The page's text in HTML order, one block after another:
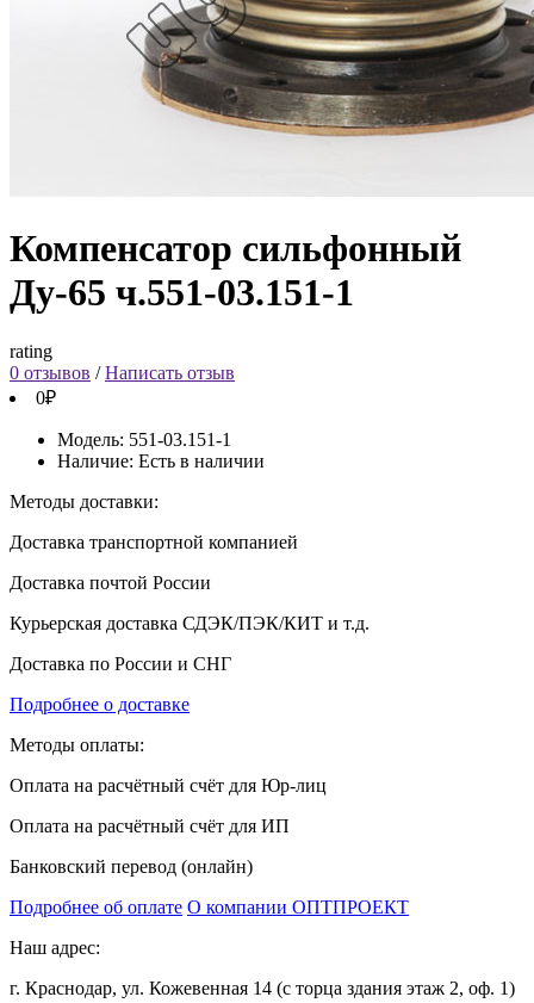
Компенсатор сильфонный
Ду-65 ч.551-03.151-1
rating
0 отзывов /Написать отзыв
0₽
Модель: 551-03.151-1
Наличие: Есть в наличии
Методы доставки:
Доставка транспортной компанией
Доставка почтой России
Курьерская доставка СДЭК/ПЭК/КИТ и т.д.
Доставка по России и СНГ
Подробнее о доставке
Методы оплаты:
Оплата на расчётный счёт для Юр-лиц
Оплата на расчётный счёт для ИП
Банковский перевод (онлайн)
Подробнее об оплате О компании ОПТПРОЕКТ
Наш адрес:
г. Краснодар, ул. Кожевенная 14 (с торца здания этаж 2, оф. 1)